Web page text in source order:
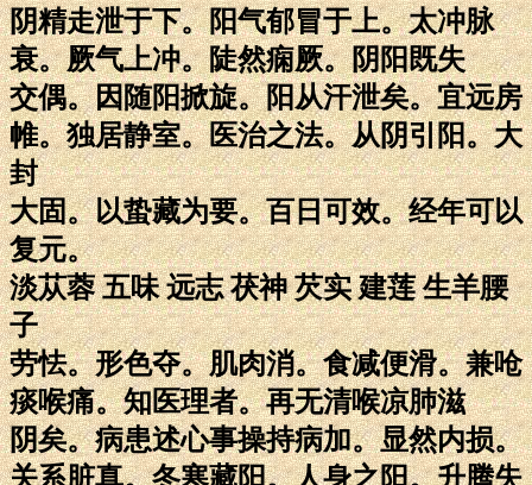
阴精走泄于下。阳气郁冒于上。太冲脉
衰。厥气上冲。陡然痫厥。阴阳既失
交偶。因随阳掀旋。阳从汗泄矣。宜远房
帷。独居静室。医治之法。从阴引阳。大
封
大固。以蛰藏为要。百日可效。经年可以
复元。
淡苁蓉 五味 远志 茯神 芡实 建莲 生羊腰
子
劳怯。形色夺。肌肉消。食减便滑。兼呛
痰喉痛。知医理者。再无清喉凉肺滋
阴矣。病患述心事操持病加。显然内损。
关系脏真。冬寒藏阳。人身之阳。升腾失